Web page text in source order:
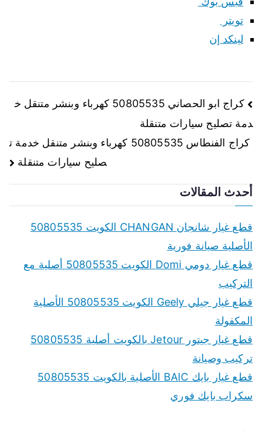
تويتر
لينكد إن
تصفّح
المقالات
كراج ابو الحصاني 50805535 كهرباء وبنشر متنقل خ
دمة تصليح سيارات متنقلة
كراج الفنطاس 50805535 كهرباء وبنشر متنقل خدمة ت
صليح سيارات متنقلة
أحدث المقالات
قطع غيار شانجان CHANGAN الكويت 50805535
الأصلية صيانة فورية
قطع غيار دومي Domi الكويت 50805535 أصلية مع
التركيب
قطع غيار جيلي Geely الكويت 50805535 الأصلية
المكفولة
قطع غيار جيتور Jetour بالكويت أصلية 50805535
تركيب وصيانة
قطع غيار بايك BAIC الأصلية بالكويت 50805535
سكراب بايك فوري